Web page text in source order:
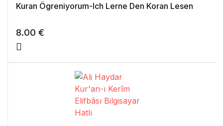
Kuran Ögreniyorum-Ich Lerne Den Koran Lesen
8.00 €